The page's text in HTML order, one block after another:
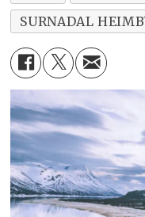
SURNADAL